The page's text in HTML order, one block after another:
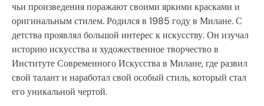
чьи произведения поражают своими яркими красками и
оригинальным стилем. Родился в 1985 году в Милане. С
детства проявлял большой интерес к искусству. Он изучал
историю искусства и художественное творчество в
Институте Современного Искусства в Милане, где развил
свой талант и наработал свой особый стиль, который стал
его уникальной чертой.